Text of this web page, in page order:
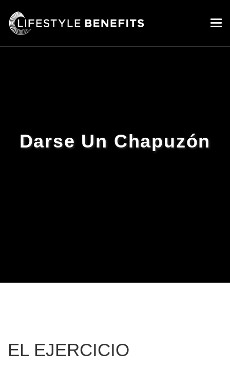
Darse Un Chapuzón
EL EJERCICIO